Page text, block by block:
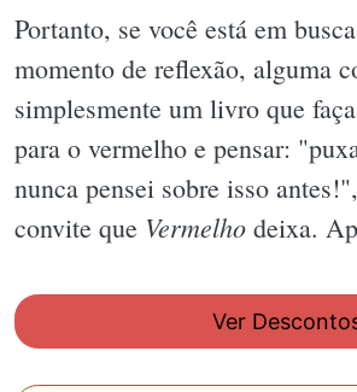
Portanto, se você está em
momento de reflexão, alguma
simplesmente um livro que
para o vermelho e pensar:
nunca pensei sobre isso
convite que Vermelho deixa.
Ver